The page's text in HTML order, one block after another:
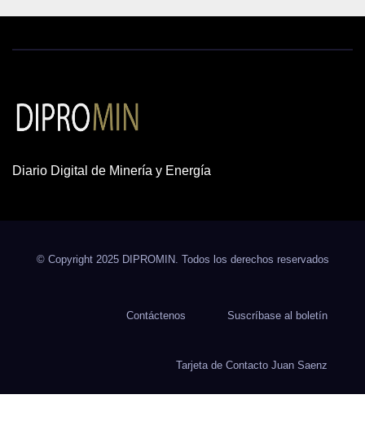
Diario Digital de Minería y Energía
© Copyright 2025 DIPROMIN. Todos los derechos reservados
Contáctenos Suscríbase al boletín
Tarjeta de Contacto Juan Saenz